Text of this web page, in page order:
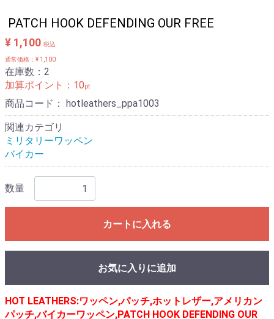
PATCH HOOK DEFENDING OUR FREE
¥ 1,100 税込
通常価格：¥ 1,100
在庫数：2
加算ポイント： 10pt
商品コード： hotleathers_ppa1003
関連カテゴリ
ミリタリーワッペン
バイカー
数量
カートに入れる
お気に入りに追加
HOT LEATHERS:ワッペン,パッチ,ホットレザー,アメリカン
パッチ,バイカーワッペン,PATCH HOOK DEFENDING OUR